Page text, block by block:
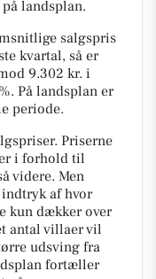
landsplan.
salgspris
kvartal, så er
9.302 kr. i
På landsplan er
periode.
Priserne
i forhold til
videre. Men
af hvor
kun dækker over
antal villaer vil
udsving fra
fortæller